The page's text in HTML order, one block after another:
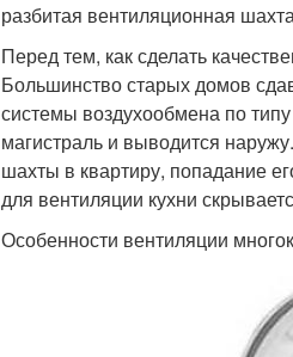
разбитая вентиляционная
Перед тем, как сделать
Большинство старых домов
системы воздухообмена по
магистраль и выводится
шахты в квартиру, попадание
для вентиляции кухни
Особенности вентиляции